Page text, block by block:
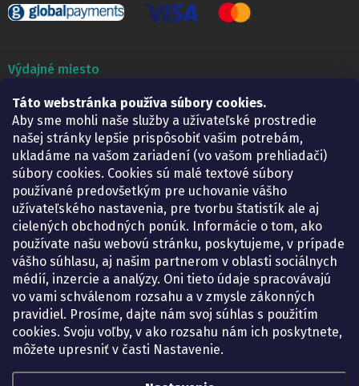
Táto webstránka používa súbory cookies.
Aby sme mohli naše služby a užívateľské prostredie
našej stránky lepšie prispôsobiť vašim potrebám,
ukladáme na vašom zariadení (vo vašom prehliadači)
súbory cookies. Cookies sú malé textové súbory
používané predovšetkým pre uchovanie vášho
užívateľského nastavenia, pre tvorbu štatistík ale aj
cielených obchodných ponúk. Informácie o tom, ako
používate našu webovú stránku, poskytujeme, v prípade
vášho súhlasu, aj našim partnerom v oblasti sociálnych
médií, inzercie a analýzy. Oni tieto údaje spracovávajú
vo vami schválenom rozsahu a v zmysle zákonných
pravidiel. Prosíme, dajte nám svoj súhlas s použitím
cookies. Svoju voľby, v ako rozsahu nám ich poskytnete,
môžete upresniť v časti Nastavenie.
Výdajné miesto
Lekáreň ADONAI
Košice – Smetanova 2
Pondelok:
07.30 – 15.30 h.
Utorok:
07.30 – 16.00 h.
Streda:
07.30 – 16.00 h.
Štvrtok:
07.30 – 15.30 h.
Piatok:
07.30 – 15.30 h.
KONTAKT
eshop@lekarenadonai.sk
+421 948 203 203
Nájdete nás na Facebooku.
lekarenadonai/